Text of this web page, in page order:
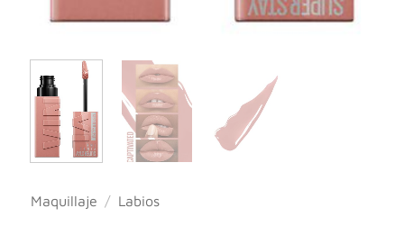
Maquillaje / Labios